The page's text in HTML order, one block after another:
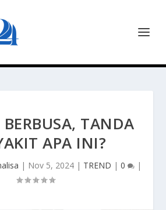
TANDA
APA INI?
| Nov 5, 2024| TREND | 0 |